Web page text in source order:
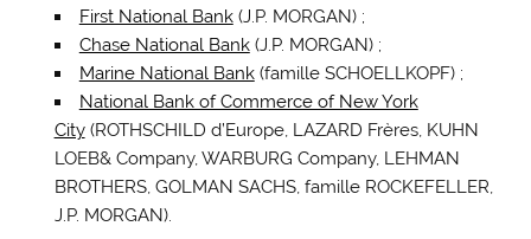
First National Bank(J.P. MORGAN) ;
Chase National Bank(J.P. MORGAN) ;
Marine National Bank(famille SCHOELLKOPF) ;
National Bank of Commerce of New York
City(ROTHSCHILD d’Europe, LAZARD Frères, KUHN
LOEB& Company, WARBURG Company, LEHMAN
BROTHERS, GOLMAN SACHS, famille ROCKEFELLER,
J.P. MORGAN).